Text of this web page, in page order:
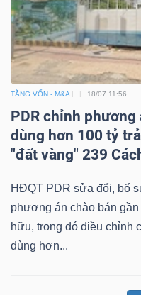
TĂNG VỐN - M&A 18/07 11:56
PDR chỉnh
dùng hơn 100 tỷ
"đất vàng" 239
HĐQT PDR sửa đổi, bổ
phương án chào bán
hữu, trong đó điều chỉnh
dùng hơn...